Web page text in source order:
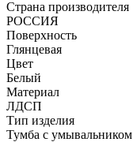
Страна производителя
РОССИЯ
Поверхность
Глянцевая
Цвет
Белый
Материал
ЛДСП
Тип изделия
Тумба с умывальником